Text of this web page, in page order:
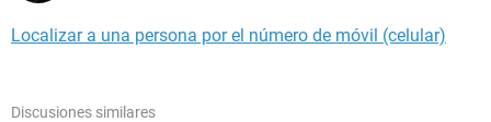
Localizar a una persona por el número de móvil (celular)
Discusiones similares